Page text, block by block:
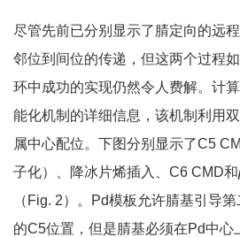
尽管先前已分别显示了腈定向的远
邻位到间位的传递，但这两个过程
环中成功的实现仍然令人费解。计
能化机制的详细信息，该机制利用
属中心配位。下图分别显示了C5
子化）、降冰片烯插入、C6 CMD和
（Fig. 2）。Pd模板允许腈基引导
的C5位置，但是腈基必须在Pd中心